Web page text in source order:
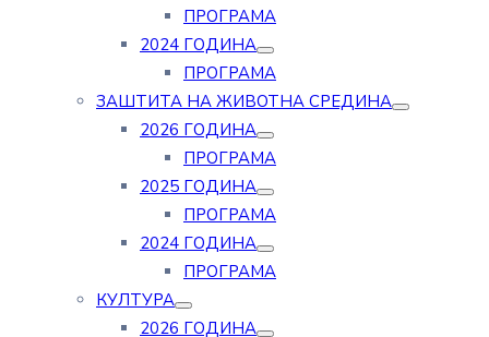
ПРОГРАМА
2024 ГОДИНА
ПРОГРАМА
ЗАШТИТА НА ЖИВОТНА СРЕДИНА
2026 ГОДИНА
ПРОГРАМА
2025 ГОДИНА
ПРОГРАМА
2024 ГОДИНА
ПРОГРАМА
КУЛТУРА
2026 ГОДИНА